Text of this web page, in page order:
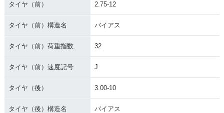
タイヤ（前） 2.75-12
タイヤ（前）構造名 バイアス
タイヤ（前）荷重指数 32
タイヤ（前）速度記号 J
タイヤ（後） 3.00-10
タイヤ（後）構造名 バイアス